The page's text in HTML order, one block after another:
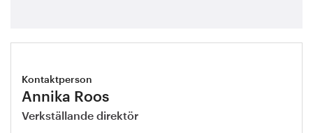
Kontaktperson
Annika Roos
Verkställande direktör